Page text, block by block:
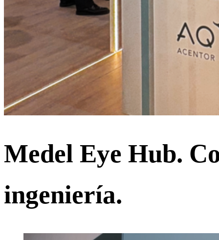
Medel Eye Hub.
ingeniería.